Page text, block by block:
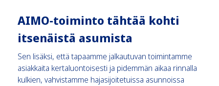
AIMO-toiminto tähtää kohti
itsenäistä asumista
Sen lisäksi, että tapaamme jalkautuvan toimintamme
asiakkaita kertaluontoisesti ja pidemmän aikaa rinnalla
kulkien, vahvistamme hajasijoitetuissa asunnoissa